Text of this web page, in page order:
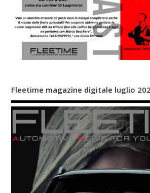
Fleetime magazine digitale luglio